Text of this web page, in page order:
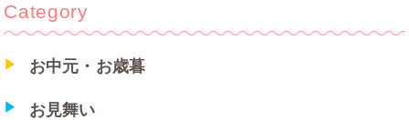
Category
お中元・お歳暮
お見舞い